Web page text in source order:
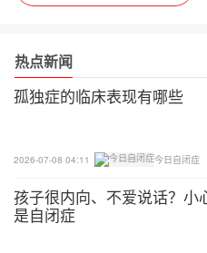
热点新闻
孤独症的临床表现有哪些
2026-07-08 04:11 今日自闭症
孩子很内向、不爱说话？小
是自闭症